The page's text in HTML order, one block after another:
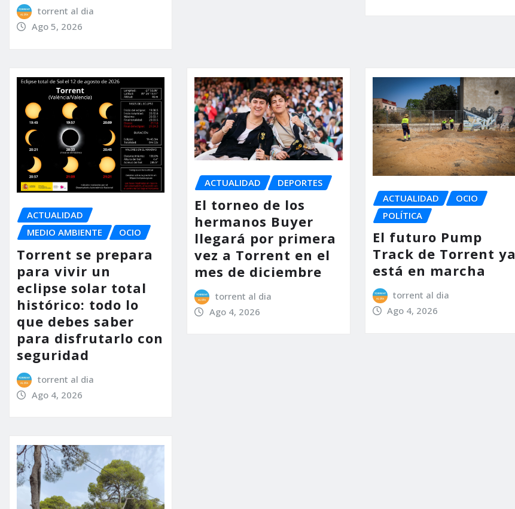
torrent al dia
Ago 5, 2026
ACTUALIDAD
MEDIO AMBIENTE
OCIO
Torrent se prepara
para vivir un
eclipse solar total
histórico: todo lo
que debes saber
para disfrutarlo con
seguridad
torrent al dia
Ago 4, 2026
ACTUALIDAD DEPORTES
El torneo de los
hermanos Buyer
llegará por primera
vez a Torrent en el
mes de diciembre
torrent al dia
Ago 4, 2026
ACTUALIDAD
OCIO
POLÍTICA
El futuro Pump
Track de Torrent ya
está en marcha
torrent al dia
Ago 4, 2026